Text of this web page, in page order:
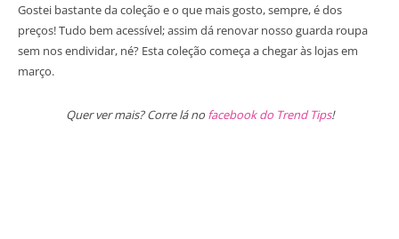
Gostei bastante da coleção e o que mais gosto, sempre, é dos
preços! Tudo bem acessível; assim dá renovar nosso guarda roupa
sem nos endividar, né? Esta coleção começa a chegar às lojas em
março.
Quer ver mais? Corre lá no facebook do Trend Tips!